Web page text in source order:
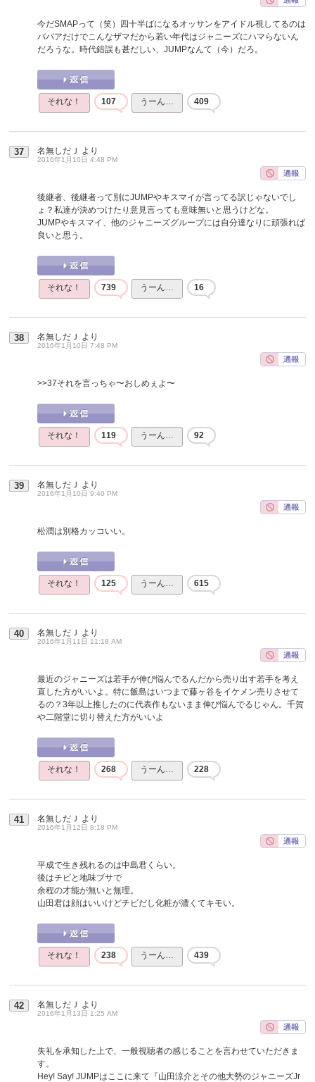
今だSMAPって（笑）四十半ばになるオッサンをアイドル視してるのは
ババアだけでこんなザマだから若い年代はジャニーズにハマらないん
だろうな。時代錯誤も甚だしい、JUMPなんて（今）だろ。
それな！ 107 うーん… 409
37 名無しだＪ より
2016年1月10日 4:48 PM
後継者、後継者って別にJUMPやキスマイが言ってる訳じゃないでし
ょ？私達が決めつけたり意見言っても意味無いと思うけどな。
JUMPやキスマイ、他のジャニーズグループには自分達なりに頑張れば
良いと思う。
それな！ 739 うーん… 16
38 名無しだＪ より
2016年1月10日 7:48 PM
>>37それを言っちゃ〜おしめぇよ〜
それな！ 119 うーん… 92
39 名無しだＪ より
2016年1月10日 9:40 PM
松潤は別格カッコいい。
それな！ 125 うーん… 615
40 名無しだＪ より
2016年1月11日 11:18 AM
最近のジャニーズは若手が伸び悩んでるんだから売り出す若手を考え
直した方がいいよ。特に飯島はいつまで藤ヶ谷をイケメン売りさせて
るの？3年以上推したのに代表作もないまま伸び悩んでるじゃん。千賀
や二階堂に切り替えた方がいいよ
それな！ 268 うーん… 228
41 名無しだＪ より
2016年1月12日 8:18 PM
平成で生き残れるのは中島君くらい。
後はチビと地味ブサで
余程の才能が無いと無理。
山田君は顔はいいけどチビだし化粧が濃くてキモい。
それな！ 238 うーん… 439
42 名無しだＪ より
2016年1月13日 1:25 AM
失礼を承知した上で、一般視聴者の感じることを言わせていただきま
す。
Hey! Say! JUMPはここに来て『山田涼介とその他大勢のジャニーズJr